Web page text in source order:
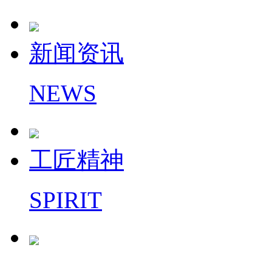
新闻资讯
NEWS
工匠精神
SPIRIT